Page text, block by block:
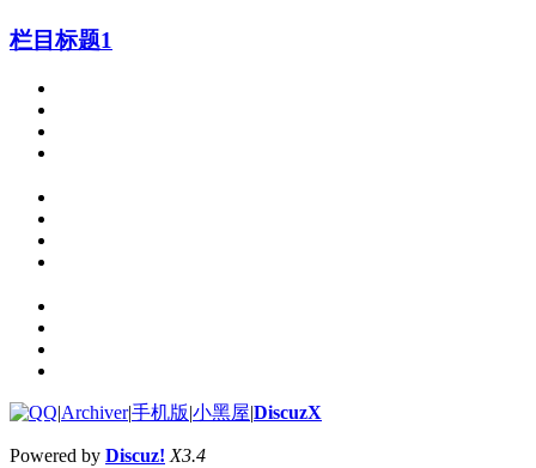
栏目标题1
|Archiver|手机版|小黑屋|DiscuzX
Powered by Discuz! X3.4